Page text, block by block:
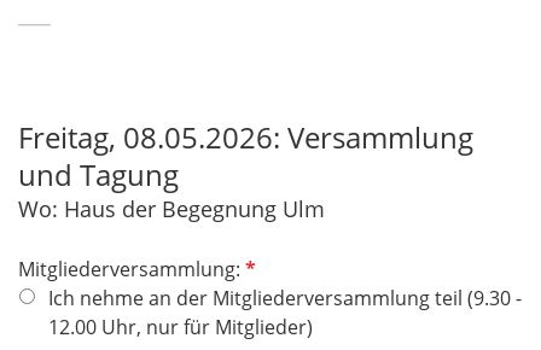
Freitag, 08.05.2026: Versammlung
und Tagung
​​​​​​​Wo: Haus der Begegnung Ulm
Mitgliederversammlung: P
f
l
Ich nehme an der Mitgliederversammlung teil (9.30 -
12.00 Uhr, nur für Mitglieder)